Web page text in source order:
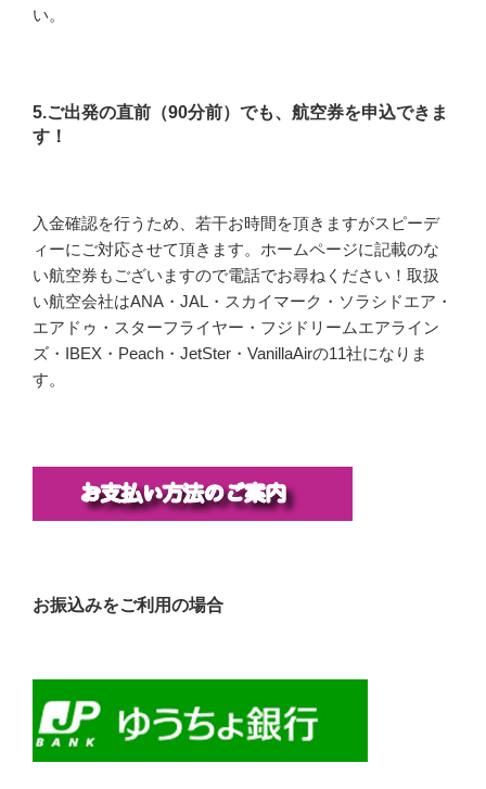
い。
5.ご出発の直前（90分前）でも、航空券を申込できま
す！
入金確認を行うため、若干お時間を頂きますがスピーデ
ィーにご対応させて頂きます。ホームページに記載のな
い航空券もございますので電話でお尋ねください！取扱
い航空会社はANA・JAL・スカイマーク・ソラシドエア・
エアドゥ・スターフライヤー・フジドリームエアライン
ズ・IBEX・Peach・JetSter・VanillaAirの11社になりま
す。
お振込みをご利用の場合